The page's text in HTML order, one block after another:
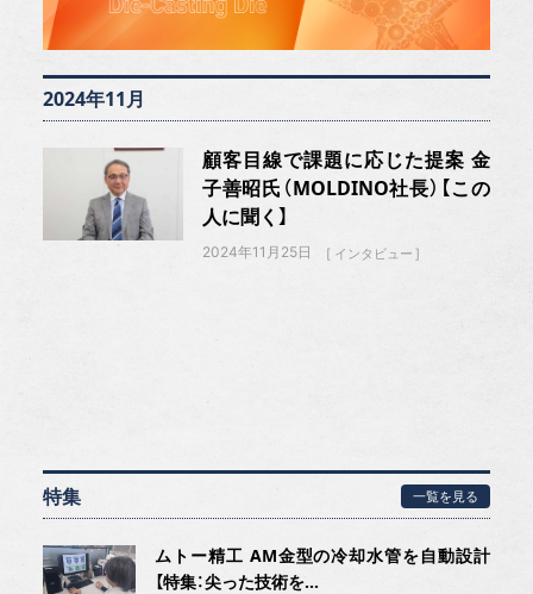
2024年11月
顧客目線で課題に応じた提案 金
子善昭氏（MOLDINO社長）【この
人に聞く】
2024年11月25日 インタビュー
特集 一覧を見る
ムトー精工 AM金型の冷却水管を自動設計
【特集：尖った技術を...